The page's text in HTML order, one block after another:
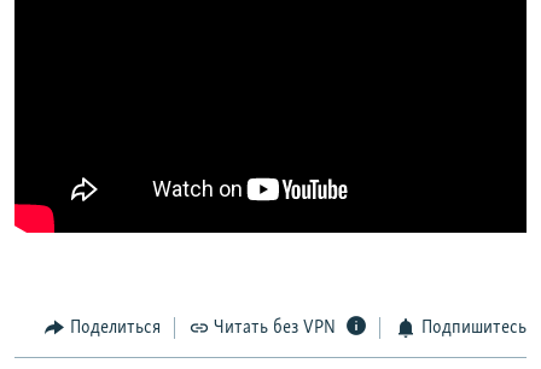
Поделиться Читать без VPN Подпишитесь